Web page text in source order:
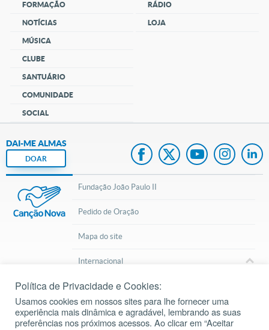
FORMAÇÃO
NOTÍCIAS
MÚSICA
CLUBE
SANTUÁRIO
COMUNIDADE
SOCIAL
RÁDIO
LOJA
DAI-ME ALMAS
DOAR
Fundação João Paulo II
Pedido de Oração
Mapa do site
Internacional
cancaonova.com © 2002 – 2026Todos os direitos reservados.
Política de Privacidade e Cookies:
Usamos cookies em nossos sites para lhe fornecer uma
experiência mais dinâmica e agradável, lembrando as suas
preferências nos próximos acessos. Ao clicar em “Aceitar